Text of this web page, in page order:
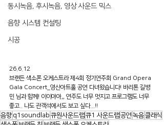
동시녹음, 후시녹음, 영상 사운드 믹스
음향 시스템 컨설팅
시공
26.6.12
브랜든 색소폰 오케스트라 제4회 정기연주회 Grand Opera
Gala Concert_영산아트홀 공연 다녀왔습니다! 바리톤 길병
민 님과 함께! 이이야아,, 연주도 너무 멋지고 프로그램도 너무
좋고.. 나도 관객석에서도 보고 싶다...!!
음향 q1soundlab 큐원사운드랩큐1 사운드랩공연 녹음클래식